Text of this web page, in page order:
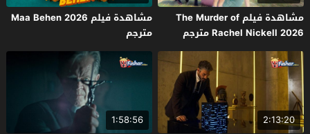
مشاهدة فيلم The Murder of
Rachel Nickell 2026 مترجم
مشاهدة فيلم Maa Behen 2026
مترجم
2:13:20
1:58:56